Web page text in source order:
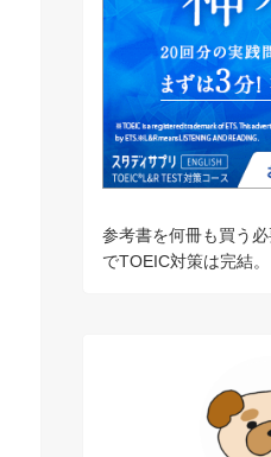
参考書を何冊も買う
でTOEIC対策は完結。